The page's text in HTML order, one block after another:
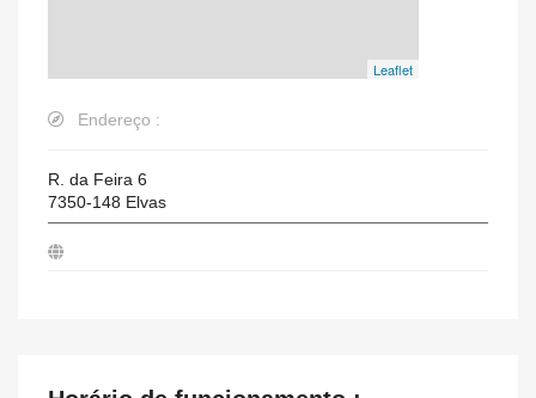
Leaflet
Endereço :
R. da Feira 6
7350-148 Elvas